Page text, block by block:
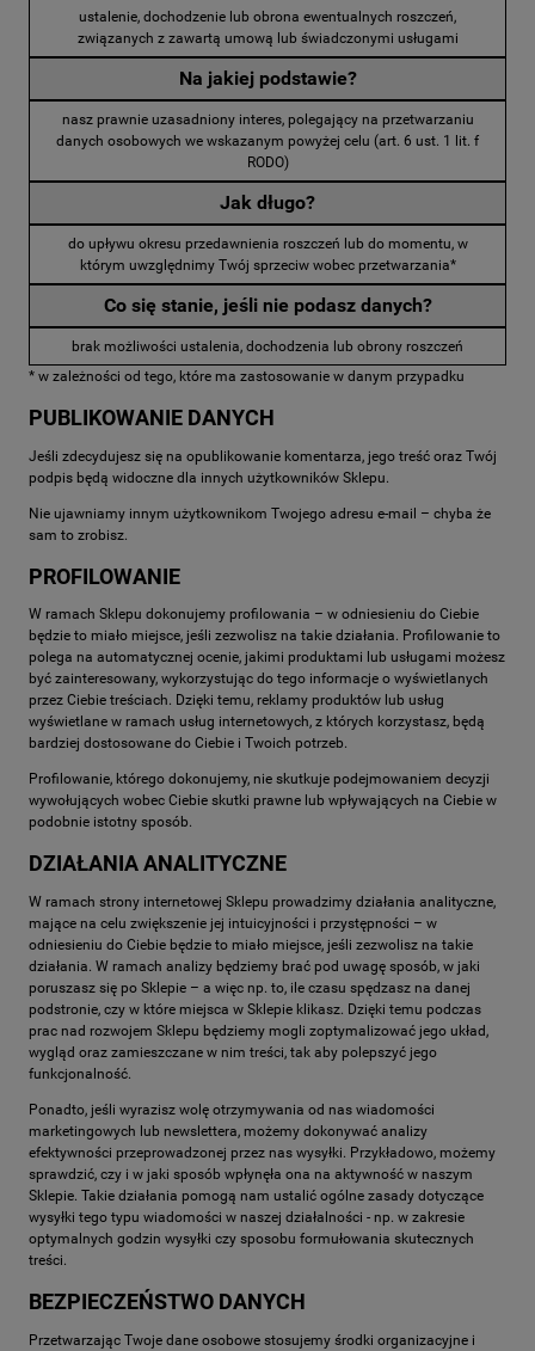
ustalenie, dochodzenie lub obrona ewentualnych roszczeń,
związanych z zawartą umową lub świadczonymi usługami
Na jakiej podstawie?
nasz prawnie uzasadniony interes, polegający na przetwarzaniu
danych osobowych we wskazanym powyżej celu (art. 6 ust. 1 lit. f
RODO)
Jak długo?
do upływu okresu przedawnienia roszczeń lub do momentu, w
którym uwzględnimy Twój sprzeciw wobec przetwarzania*
Co się stanie, jeśli nie podasz danych?
brak możliwości ustalenia, dochodzenia lub obrony roszczeń
* w zależności od tego, które ma zastosowanie w danym przypadku
PUBLIKOWANIE DANYCH
Jeśli zdecydujesz się na opublikowanie komentarza, jego treść oraz Twój
podpis będą widoczne dla innych użytkowników Sklepu.
Nie ujawniamy innym użytkownikom Twojego adresu e-mail – chyba że
sam to zrobisz.
PROFILOWANIE
W ramach Sklepu dokonujemy profilowania – w odniesieniu do Ciebie
będzie to miało miejsce, jeśli zezwolisz na takie działania. Profilowanie to
polega na automatycznej ocenie, jakimi produktami lub usługami możesz
być zainteresowany, wykorzystując do tego informacje o wyświetlanych
przez Ciebie treściach. Dzięki temu, reklamy produktów lub usług
wyświetlane w ramach usług internetowych, z których korzystasz, będą
bardziej dostosowane do Ciebie i Twoich potrzeb.
Profilowanie, którego dokonujemy, nie skutkuje podejmowaniem decyzji
wywołujących wobec Ciebie skutki prawne lub wpływających na Ciebie w
podobnie istotny sposób.
DZIAŁANIA ANALITYCZNE
W ramach strony internetowej Sklepu prowadzimy działania analityczne,
mające na celu zwiększenie jej intuicyjności i przystępności – w
odniesieniu do Ciebie będzie to miało miejsce, jeśli zezwolisz na takie
działania. W ramach analizy będziemy brać pod uwagę sposób, w jaki
poruszasz się po Sklepie – a więc np. to, ile czasu spędzasz na danej
podstronie, czy w które miejsca w Sklepie klikasz. Dzięki temu podczas
prac nad rozwojem Sklepu będziemy mogli zoptymalizować jego układ,
wygląd oraz zamieszczane w nim treści, tak aby polepszyć jego
funkcjonalność.
Ponadto, jeśli wyrazisz wolę otrzymywania od nas wiadomości
marketingowych lub newslettera, możemy dokonywać analizy
efektywności przeprowadzonej przez nas wysyłki. Przykładowo, możemy
sprawdzić, czy i w jaki sposób wpłynęła ona na aktywność w naszym
Sklepie. Takie działania pomogą nam ustalić ogólne zasady dotyczące
wysyłki tego typu wiadomości w naszej działalności - np. w zakresie
optymalnych godzin wysyłki czy sposobu formułowania skutecznych
treści.
BEZPIECZEŃSTWO DANYCH
Przetwarzając Twoje dane osobowe stosujemy środki organizacyjne i